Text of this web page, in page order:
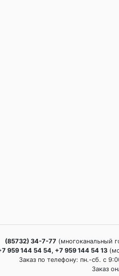
(85732) 34-7-77 (многоканальный
959 144 54 54, +7 959 144 54 13
Заказ по телефону: пн.-сб. c
Заказ